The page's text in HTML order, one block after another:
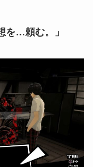
を…頼む。」